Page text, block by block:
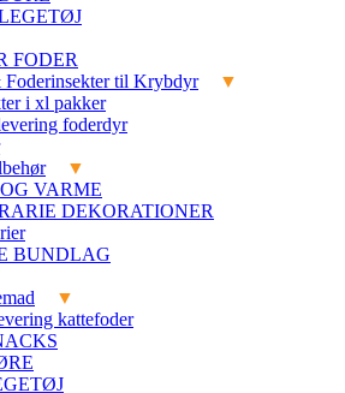
FODER
Foderinsekter til Krybdyr
i xl pakker
foderdyr
VARME
DEKORATIONER
BUNDLAG
kattefoder